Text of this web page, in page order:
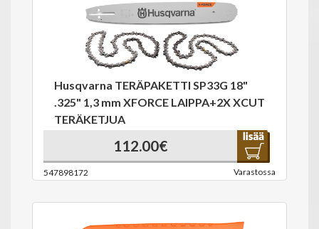
Husqvarna TERÄPAKETTI SP33G 18"
.325" 1,3 mm XFORCE LAIPPA+2X XCUT
TERÄKETJUA
112.00€
547898172 Varastossa